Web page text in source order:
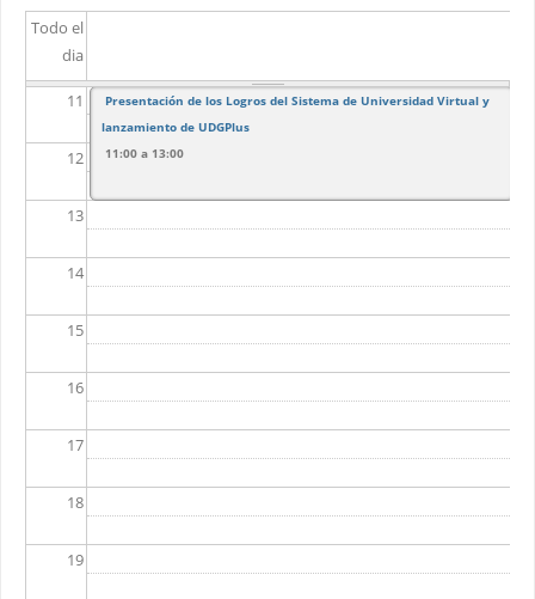
Todo el
dia
11
12
13
14
15
16
17
18
19
Presentación de los Logros del Sistema de Universidad Virtual y
lanzamiento de UDGPlus
11:00 a 13:00